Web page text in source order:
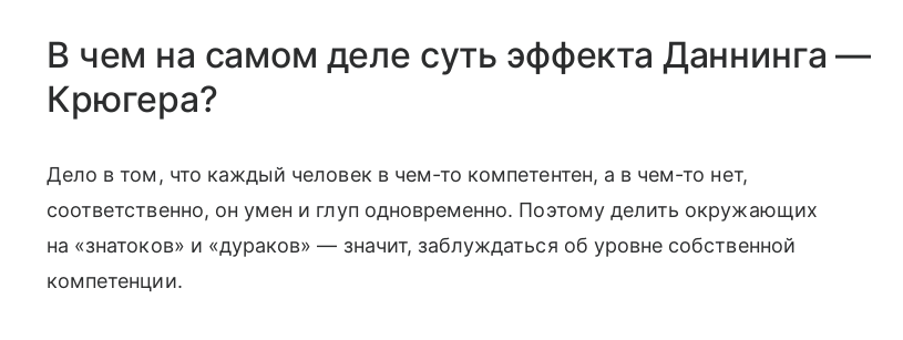
В чем на самом деле суть эффекта Даннинга —
Крюгера?
Дело в том, что каждый человек в чем-то компетентен, а в чем-то нет,
соответственно, он умен и глуп одновременно. Поэтому делить окружающих
на «знатоков» и «дураков» — значит, заблуждаться об уровне собственной
компетенции.